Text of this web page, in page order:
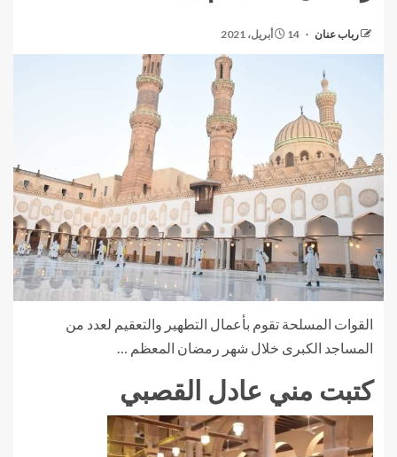
رباب عنان 14 أبريل، 2021
القوات المسلحة تقوم بأعمال التطهير والتعقيم لعدد من
المساجد الكبرى خلال شهر رمضان المعظم …
كتبت مني عادل القصبي